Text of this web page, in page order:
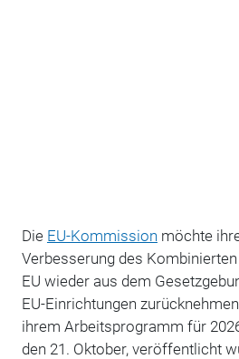
Die EU-Kommission möchte
Verbesserung des
EU wieder aus dem
EU-Einrichtungen
ihrem Arbeitsprogramm für
den 21. Oktober, veröffentlicht